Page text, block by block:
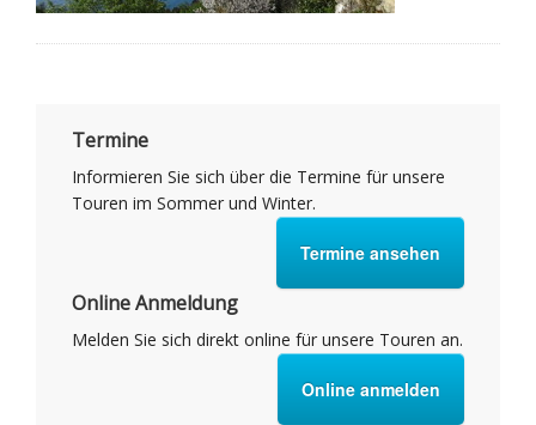
Termine
Informieren Sie sich über die Termine für unsere
Touren im Sommer und Winter.
Termine ansehen
Online Anmeldung
Melden Sie sich direkt online für unsere Touren an.
Online anmelden